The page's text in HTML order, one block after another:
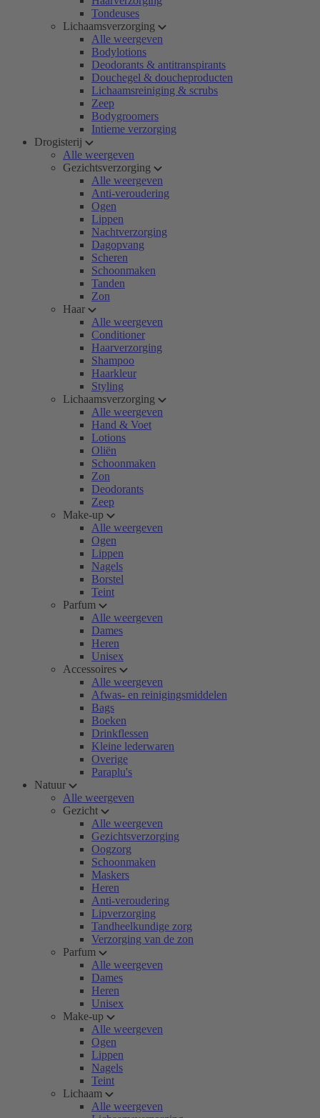
Tondeuses
Lichaamsverzorging
Alle weergeven
Bodylotions
Deodorants & antitranspirants
Douchegel & doucheproducten
Lichaamsreiniging & scrubs
Zeep
Bodygroomers
Intieme verzorging
Drogisterij
Alle weergeven
Gezichtsverzorging
Alle weergeven
Anti-veroudering
Ogen
Lippen
Nachtverzorging
Dagopvang
Scheren
Schoonmaken
Tanden
Zon
Haar
Alle weergeven
Conditioner
Haarverzorging
Shampoo
Haarkleur
Styling
Lichaamsverzorging
Alle weergeven
Hand & Voet
Lotions
Oliën
Schoonmaken
Zon
Deodorants
Zeep
Make-up
Alle weergeven
Ogen
Lippen
Nagels
Borstel
Teint
Parfum
Alle weergeven
Dames
Heren
Unisex
Accessoires
Alle weergeven
Afwas- en reinigingsmiddelen
Bags
Boeken
Drinkflessen
Kleine lederwaren
Overige
Paraplu's
Natuur
Alle weergeven
Gezicht
Alle weergeven
Gezichtsverzorging
Oogzorg
Schoonmaken
Maskers
Heren
Anti-veroudering
Lipverzorging
Tandheelkundige zorg
Verzorging van de zon
Parfum
Alle weergeven
Dames
Heren
Unisex
Make-up
Alle weergeven
Ogen
Lippen
Nagels
Teint
Lichaam
Alle weergeven